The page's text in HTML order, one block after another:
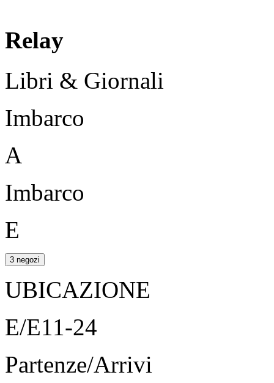
Relay
Libri & Giornali
Imbarco
A
Imbarco
E
3 negozi
UBICAZIONE
E/E11-24
Partenze/Arrivi